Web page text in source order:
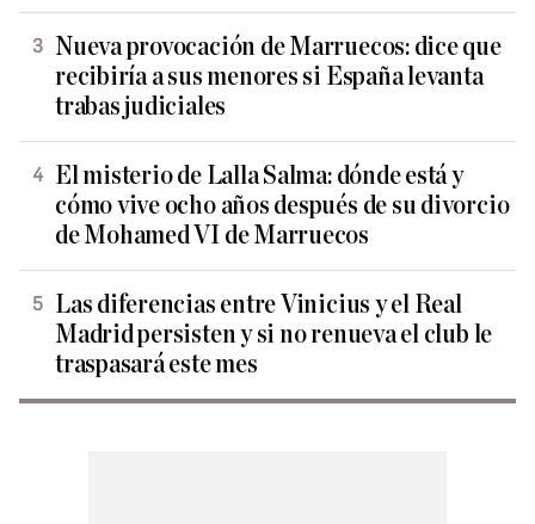
Nueva provocación de Marruecos: dice que
recibiría a sus menores si España levanta
trabas judiciales
El misterio de Lalla Salma: dónde está y
cómo vive ocho años después de su divorcio
de Mohamed VI de Marruecos
Las diferencias entre Vinicius y el Real
Madrid persisten y si no renueva el club le
traspasará este mes